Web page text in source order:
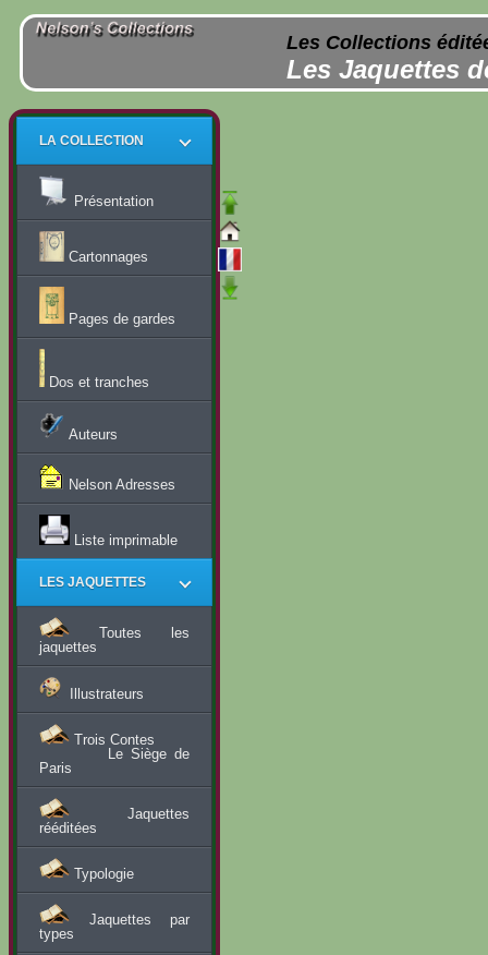
Les Collections
Les Jaquettes
LA COLLECTION
Présentation
Cartonnages
Pages de gardes
Dos et tranches
Auteurs
Nelson Adresses
Liste imprimable
LES JAQUETTES
Toutes les
jaquettes
Illustrateurs
Trois Contes
Le Siège de
Paris
Jaquettes
rééditées
Typologie
Jaquettes par
types